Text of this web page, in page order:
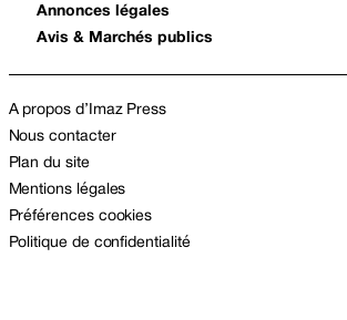
Annonces légales
Avis & Marchés publics
A propos d’Imaz Press
Nous contacter
Plan du site
Mentions légales
Préférences cookies
Politique de confidentialité